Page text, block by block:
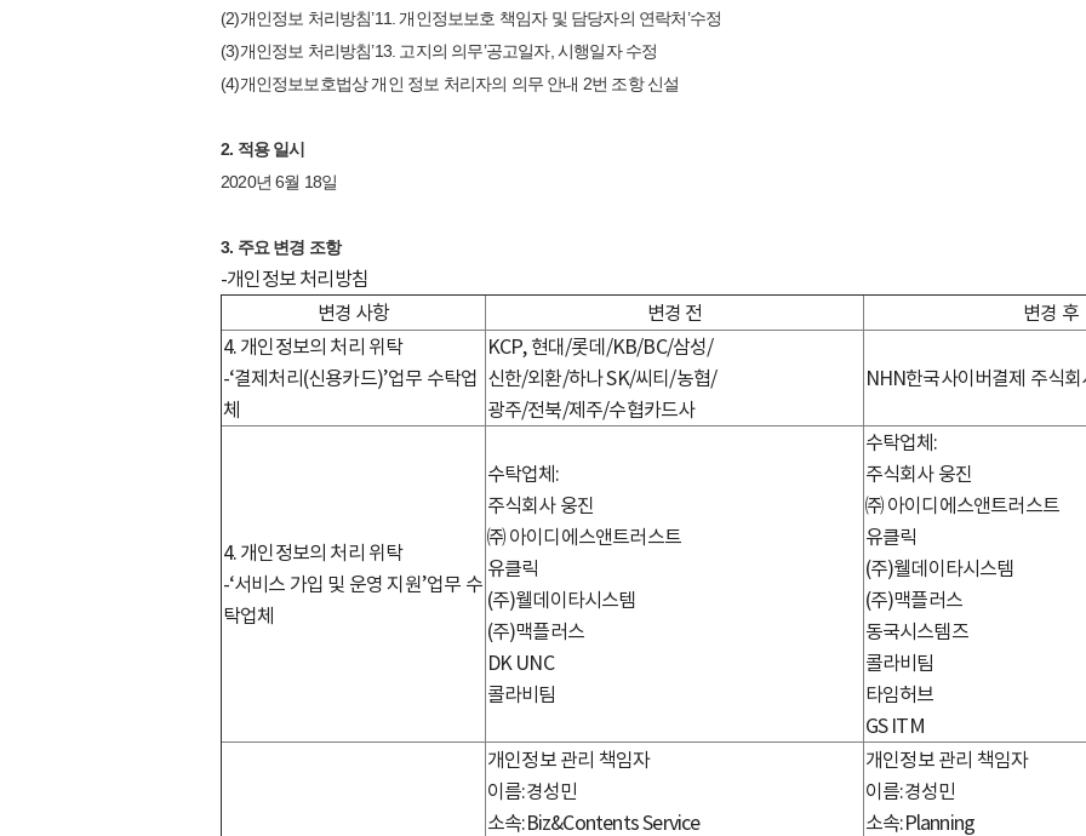
(2)개인정보 처리방침’11. 개인정보보호 책임자 및 담당자의 연락처’수정
(3)개인정보 처리방침’13. 고지의 의무’공고일자, 시행일자 수정
(4)개인정보보호법상 개인 정보 처리자의 의무 안내 2번 조항 신설
2. 적용 일시
2020년 6월 18일
3. 주요 변경 조항
-개인정보 처리방침
변경 사항
변경 전
변경 후
4. 개인정보의 처리 위탁
-‘결제처리(신용카드)’업무 수탁업
체
KCP, 현대/롯데/KB/BC/삼성/
신한/외환/하나 SK/씨티/농협/
광주/전북/제주/수협카드사
NHN한국사이버결제 주식
4. 개인정보의 처리 위탁
-‘서비스 가입 및 운영 지원’업무 수
탁업체
수탁업체:
주식회사 웅진
㈜ 아이디에스앤트러스트
유클릭
(주)웰데이타시스템
(주)맥플러스
DK UNC
콜라비팀
수탁업체:
주식회사 웅진
㈜ 아이디에스앤트러스트
유클릭
(주)웰데이타시스템
(주)맥플러스
동국시스템즈
콜라비팀
타임허브
GS ITM
개인정보 관리 책임자
이름:경성민
소속:Biz&Contents Service
개인정보 관리 책임자
이름:경성민
소속:Planning